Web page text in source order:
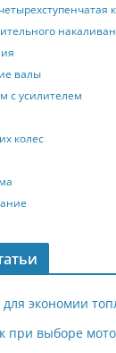
валы
с усилителем
колес
экономии
при выборе